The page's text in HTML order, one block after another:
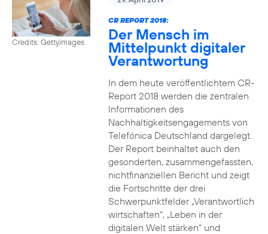
Credits: Gettyimages
CR REPORT 2018:
Der Mensch im
Mittelpunkt digitaler
Verantwortung
In dem heute veröffentlichtem CR-
Report 2018 werden die zentralen
Informationen des
Nachhaltigkeitsengagements von
Telefónica Deutschland dargelegt.
Der Report beinhaltet auch den
gesonderten, zusammengefassten,
nichtfinanziellen Bericht und zeigt
die Fortschritte der drei
Schwerpunktfelder „Verantwortlich
wirtschaften“, „Leben in der
digitalen Welt stärken“ und